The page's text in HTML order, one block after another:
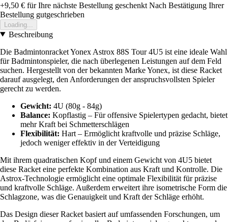
+9,50 € für Ihre nächste Bestellung geschenkt Nach Bestätigung Ihrer
Bestellung gutgeschrieben
Loading...
Beschreibung
Die Badmintonracket Yonex Astrox 88S Tour 4U5 ist eine ideale Wahl
für Badmintonspieler, die nach überlegenen Leistungen auf dem Feld
suchen. Hergestellt von der bekannten Marke Yonex, ist diese Racket
darauf ausgelegt, den Anforderungen der anspruchsvollsten Spieler
gerecht zu werden.
Gewicht: 4U (80g - 84g)
Balance: Kopflastig – Für offensive Spielertypen gedacht, bietet
mehr Kraft bei Schmetterschlägen
Flexibilität: Hart – Ermöglicht kraftvolle und präzise Schläge,
jedoch weniger effektiv in der Verteidigung
Mit ihrem quadratischen Kopf und einem Gewicht von 4U5 bietet
diese Racket eine perfekte Kombination aus Kraft und Kontrolle. Die
Astrox-Technologie ermöglicht eine optimale Flexibilität für präzise
und kraftvolle Schläge. Außerdem erweitert ihre isometrische Form die
Schlagzone, was die Genauigkeit und Kraft der Schläge erhöht.
Das Design dieser Racket basiert auf umfassenden Forschungen, um